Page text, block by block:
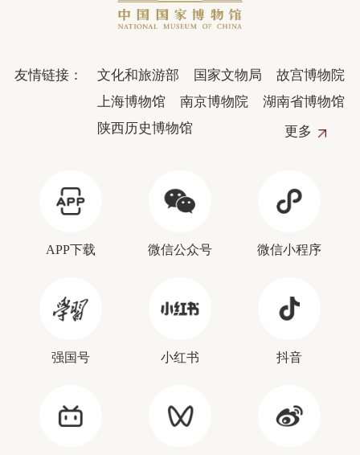
友情链接： 文化和旅游部 国家文物局
故宫博物院
上海博物馆
南京博物院
湖南省博物馆
陕西历史博物馆
更多
APP下载 微信公众号 微信小程序
强国号 小红书 抖音